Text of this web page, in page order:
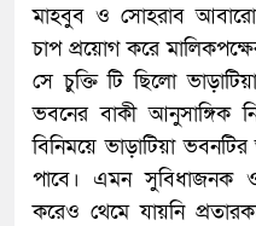
মাহবুব ও সোহরাব আবারো
চাপ প্রয়োগ করে
সে চুক্তি টি ছিলো
ভবনের বাকী আনুসাঙ্গিক
বিনিময়ে ভাড়াটিয়া
পাবে। এমন সুবিধাজনক
করেও থেমে যায়নি